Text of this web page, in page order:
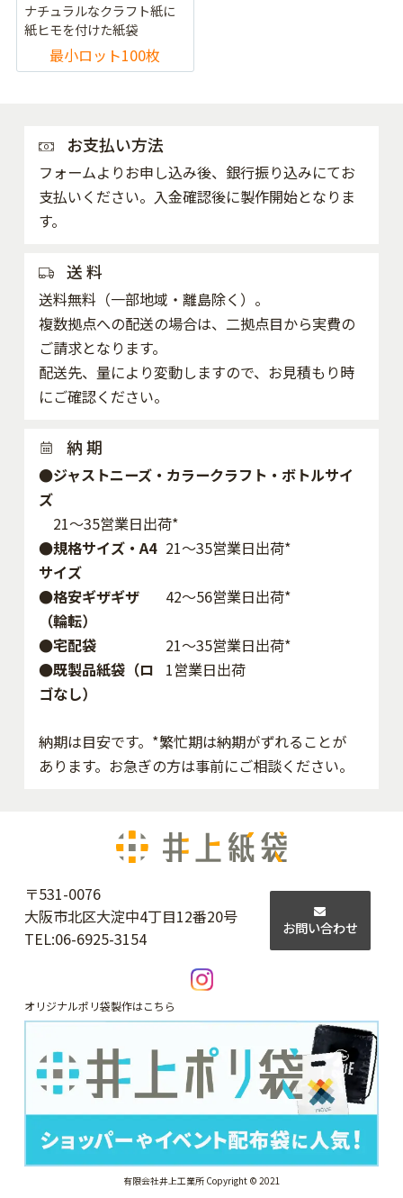
ナチュラルなクラフト紙に
紙ヒモを付けた紙袋
最小ロット100枚
お支払い方法
フォームよりお申し込み後、銀行振り込みにてお
支払いください。入金確認後に製作開始となりま
す。
送 料
送料無料（一部地域・離島除く）。
複数拠点への配送の場合は、二拠点目から実費の
ご請求となります。
配送先、量により変動しますので、お見積もり時
にご確認ください。
納 期
●ジャストニーズ・カラークラフト・ボトルサイ
ズ
21～35営業日出荷*
●規格サイズ・A4
サイズ
21～35営業日出荷*
●格安ギザギザ
（輪転）
42〜56営業日出荷*
●宅配袋
21～35営業日出荷*
●既製品紙袋（ロ
ゴなし）
1営業日出荷
納期は目安です。*繁忙期は納期がずれることが
あります。お急ぎの方は事前にご相談ください。
〒531-0076
大阪市北区大淀中4丁目12番20号
TEL:06-6925-3154
お問い合わせ
オリジナルポリ袋製作はこちら
有限会社井上工業所 Copyright © 2021